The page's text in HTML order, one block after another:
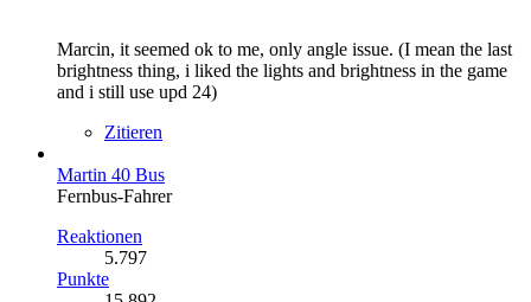
Marcin, it seemed ok to me, only angle issue. (I mean the last
brightness thing, i liked the lights and brightness in the game
and i still use upd 24)
Zitieren
Martin 40 Bus
Fernbus-Fahrer
Reaktionen
5.797
Punkte